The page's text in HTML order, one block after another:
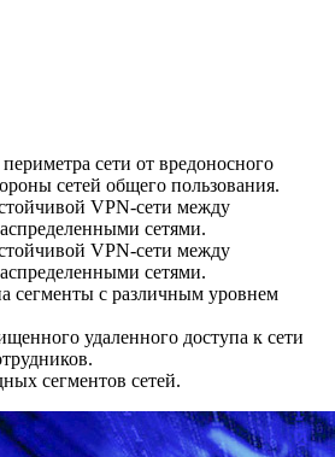
сети от вредоносного
сетей общего пользования.
VPN-сети между
сетями.
VPN-сети между
сетями.
сегменты с различным уровнем
удаленного доступа к сети
сегментов сетей.